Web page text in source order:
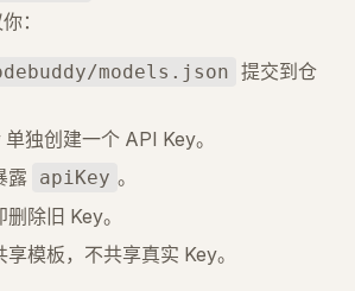
：
models.json 提交到仓
独创建一个 API Key。
露 apiKey 。
除旧 Key。
模板，不共享真实 Key。